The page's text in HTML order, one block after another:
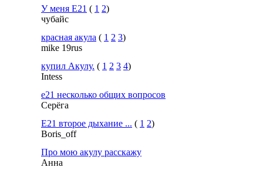
У меня Е21 ( 1 2)
чубайс
красная акула ( 1 2 3)
mike 19rus
купил Акулу. ( 1 2 3 4)
Intess
e21 несколько общих вопросов
Cepёгa
Е21 второе дыхание ... ( 1 2)
Boris_off
Про мою акулу расскажу
Анна